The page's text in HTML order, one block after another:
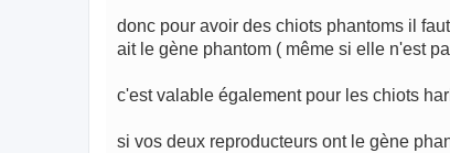
donc pour avoir des chiots phantoms il
ait le gène phantom ( même si elle n'est
c'est valable également pour les chiots
si vos deux reproducteurs ont le gène